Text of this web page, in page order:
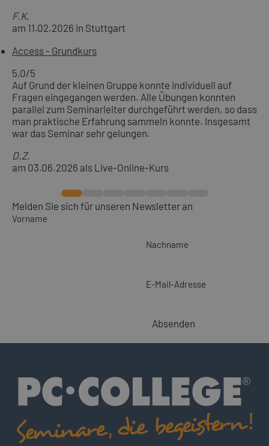
F.K.
am 11.02.2026 in Stuttgart
Access - Grundkurs
5,0/5
Auf Grund der kleinen Gruppe konnte individuell auf
Fragen eingegangen werden. Alle Übungen konnten
parallel zum Seminarleiter durchgeführt werden, so dass
man praktische Erfahrung sammeln konnte. Insgesamt
war das Seminar sehr gelungen.
D.Z.
am 03.06.2026 als Live-Online-Kurs
Melden Sie sich für unseren Newsletter an
Vorname
Nachname
E-Mail-Adresse
Absenden